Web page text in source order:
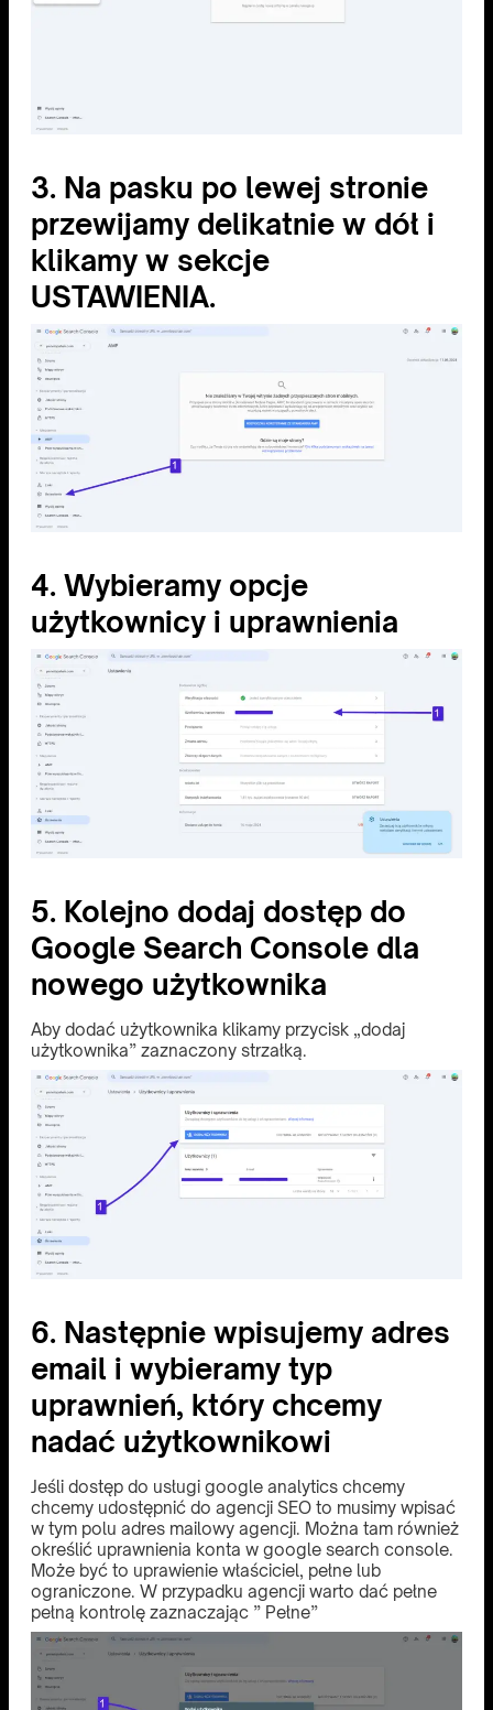
3. Na pasku po lewej stronie
przewijamy delikatnie w dół i
klikamy w sekcje
USTAWIENIA.
4. Wybieramy opcje
użytkownicy i uprawnienia
5. Kolejno dodaj dostęp do
Google Search Console dla
nowego użytkownika
Aby dodać użytkownika klikamy przycisk „dodaj
użytkownika” zaznaczony strzałką.
6. Następnie wpisujemy adres
email i wybieramy typ
uprawnień, który chcemy
nadać użytkownikowi
Jeśli dostęp do usługi google analytics chcemy
chcemy udostępnić do agencji SEO to musimy wpisać
w tym polu adres mailowy agencji. Można tam również
określić uprawnienia konta w google search console.
Może być to uprawienie właściciel, pełne lub
ograniczone. W przypadku agencji warto dać pełne
pełną kontrolę zaznaczając ” Pełne”